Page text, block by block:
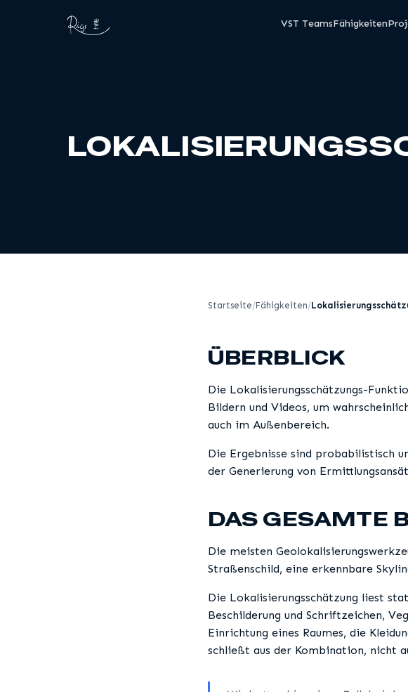
VST TeamsFähigkeiten
Startseite Fähigkeiten
ÜBERBLICK
Die Lokalisierungsschätzungs-
Bildern und Videos, um
auch im Außenbereich.
Die Ergebnisse sind probabilistisch
der Generierung von
DAS GESAMTE
Die meisten
Straßenschild, eine erkennbare
Die Lokalisierungsschätzung liest
Beschilderung und Schriftzeichen,
Einrichtung eines Raumes, die
schließt aus der Kombination, nicht